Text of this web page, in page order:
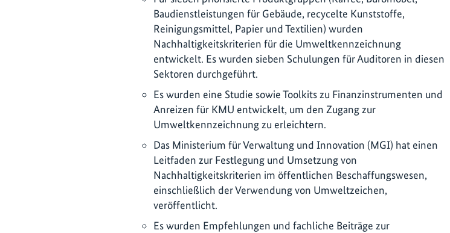
Baudienstleistungen für Gebäude, recycelte Kunststoffe,
Reinigungsmittel, Papier und Textilien) wurden
Nachhaltigkeitskriterien für die Umweltkennzeichnung
entwickelt. Es wurden sieben Schulungen für Auditoren in diesen
Sektoren durchgeführt.
Es wurden eine Studie sowie Toolkits zu Finanzinstrumenten und
Anreizen für KMU entwickelt, um den Zugang zur
Umweltkennzeichnung zu erleichtern.
Das Ministerium für Verwaltung und Innovation (MGI) hat einen
Leitfaden zur Festlegung und Umsetzung von
Nachhaltigkeitskriterien im öffentlichen Beschaffungswesen,
einschließlich der Verwendung von Umweltzeichen,
veröffentlicht.
Es wurden Empfehlungen und fachliche Beiträge zur